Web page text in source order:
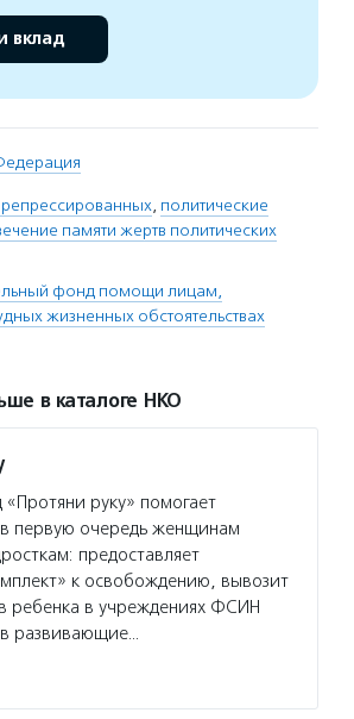
вклад
, политические
памяти жертв политических
фонд помощи лицам,
жизненных обстоятельствах
в каталоге НКО
руку» помогает
первую очередь женщинам
предоставляет
к освобождению, вывозит
ребенка в учреждениях ФСИН
развивающие…